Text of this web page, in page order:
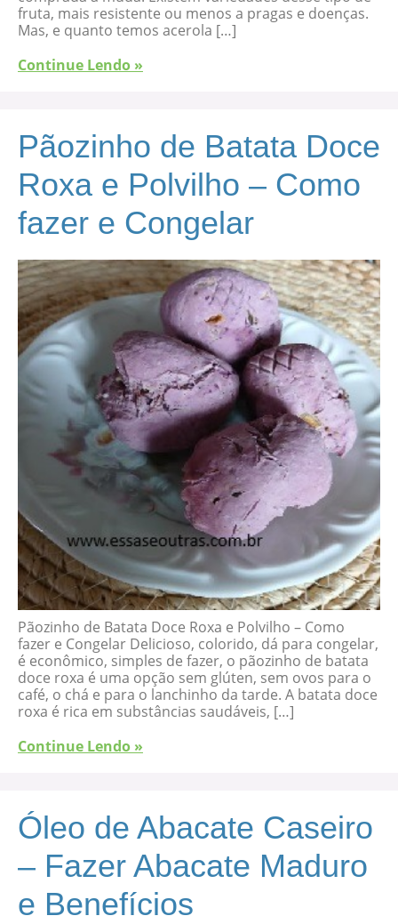
fruta, mais resistente ou menos a pragas e doenças.
Mas, e quanto temos acerola […]
Continue Lendo »
Pãozinho de Batata Doce
Roxa e Polvilho – Como
fazer e Congelar
Pãozinho de Batata Doce Roxa e Polvilho – Como
fazer e Congelar Delicioso, colorido, dá para congelar,
é econômico, simples de fazer, o pãozinho de batata
doce roxa é uma opção sem glúten, sem ovos para o
café, o chá e para o lanchinho da tarde. A batata doce
roxa é rica em substâncias saudáveis, […]
Continue Lendo »
Óleo de Abacate Caseiro
– Fazer Abacate Maduro
e Benefícios